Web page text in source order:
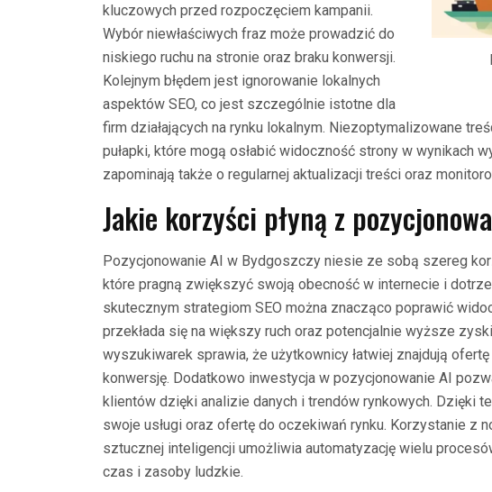
kluczowych przed rozpoczęciem kampanii.
Wybór niewłaściwych fraz może prowadzić do
niskiego ruchu na stronie oraz braku konwersji.
Kolejnym błędem jest ignorowanie lokalnych
aspektów SEO, co jest szczególnie istotne dla
firm działających na rynku lokalnym. Niezoptymalizowane
pułapki, które mogą osłabić widoczność strony w wynikach
zapominają także o regularnej aktualizacji treści oraz
Jakie korzyści płyną z
Pozycjonowanie AI w Bydgoszczy niesie ze sobą szereg
które pragną zwiększyć swoją obecność w internecie i
skutecznym strategiom SEO można znacząco poprawić
przekłada się na większy ruch oraz potencjalnie wyższe
wyszukiwarek sprawia, że użytkownicy łatwiej znajdują
konwersję. Dodatkowo inwestycja w pozycjonowanie AI
klientów dzięki analizie danych i trendów rynkowych. Dzięki
swoje usługi oraz ofertę do oczekiwań rynku. Korzystanie z
sztucznej inteligencji umożliwia automatyzację wielu
czas i zasoby ludzkie.